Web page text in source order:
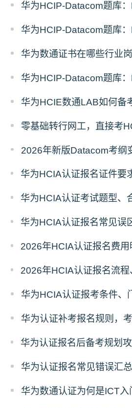
华为数通证书在哪些行业
华为HCIE数通LAB如何备
零基础转行网工，直接考
2026年新版Datacom考纲
华为数通认证为何是ICT入